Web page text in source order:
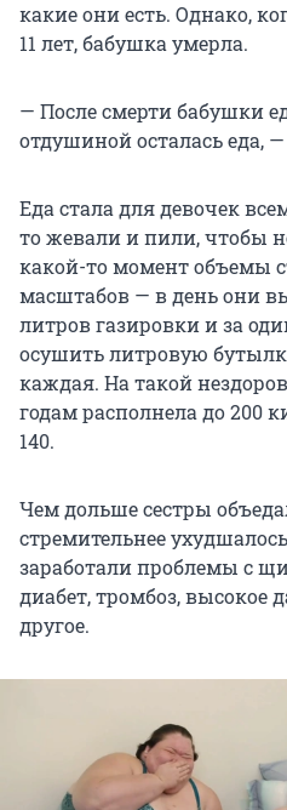
какие они есть. Однако,
11 лет, бабушка умерла.
— После смерти бабушки
отдушиной осталась еда,
Еда стала для девочек
то жевали и пили, чтобы
какой-то момент объемы
масштабов — в день они
литров газировки и за
осушить литровую
каждая. На такой
годам располнела до 200
140.
Чем дольше сестры
стремительнее
заработали проблемы с
диабет, тромбоз, высокое
другое.